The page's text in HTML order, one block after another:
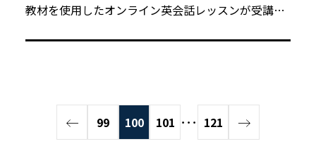
教材を使用したオンライン英会話レッスンが受講可
99 100 101 ･･･ 121